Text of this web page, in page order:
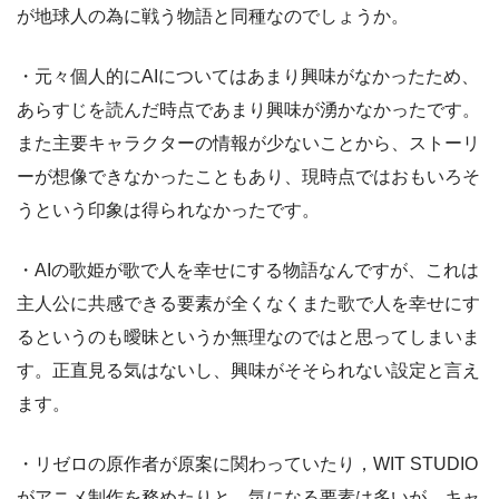
が地球人の為に戦う物語と同種なのでしょうか。
・元々個人的にAIについてはあまり興味がなかったため、
あらすじを読んだ時点であまり興味が湧かなかったです。
また主要キャラクターの情報が少ないことから、ストーリ
ーが想像できなかったこともあり、現時点ではおもいろそ
うという印象は得られなかったです。
・AIの歌姫が歌で人を幸せにする物語なんですが、これは
主人公に共感できる要素が全くなくまた歌で人を幸せにす
るというのも曖昧というか無理なのではと思ってしまいま
す。正直見る気はないし、興味がそそられない設定と言え
ます。
・リゼロの原作者が原案に関わっていたり，WIT STUDIO